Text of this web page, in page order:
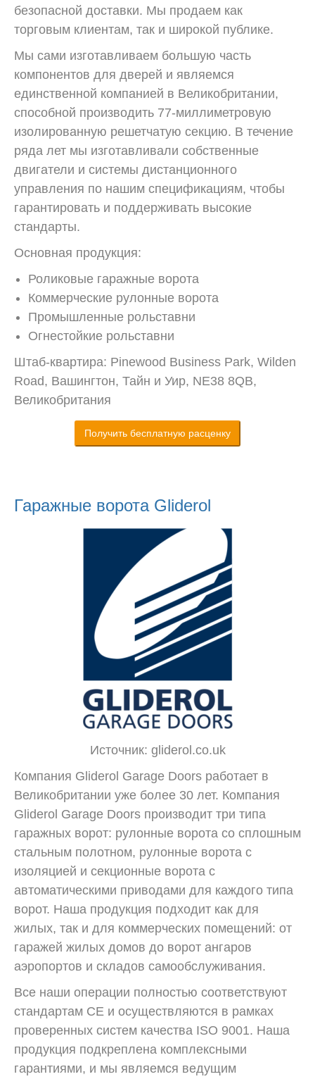
безопасной доставки. Мы продаем как
торговым клиентам, так и широкой публике.
Мы сами изготавливаем большую часть
компонентов для дверей и являемся
единственной компанией в Великобритании,
способной производить 77-миллиметровую
изолированную решетчатую секцию. В течение
ряда лет мы изготавливали собственные
двигатели и системы дистанционного
управления по нашим спецификациям, чтобы
гарантировать и поддерживать высокие
стандарты.
Основная продукция:
Роликовые гаражные ворота
Коммерческие рулонные ворота
Промышленные рольставни
Огнестойкие рольставни
Штаб-квартира: Pinewood Business Park, Wilden
Road, Вашингтон, Тайн и Уир, NE38 8QB,
Великобритания
Получить бесплатную расценку
Гаражные ворота Gliderol
Источник: gliderol.co.uk
Компания Gliderol Garage Doors работает в
Великобритании уже более 30 лет. Компания
Gliderol Garage Doors производит три типа
гаражных ворот: рулонные ворота со сплошным
стальным полотном, рулонные ворота с
изоляцией и секционные ворота с
автоматическими приводами для каждого типа
ворот. Наша продукция подходит как для
жилых, так и для коммерческих помещений: от
гаражей жилых домов до ворот ангаров
аэропортов и складов самообслуживания.
Все наши операции полностью соответствуют
стандартам CE и осуществляются в рамках
проверенных систем качества ISO 9001. Наша
продукция подкреплена комплексными
гарантиями, и мы являемся ведущим